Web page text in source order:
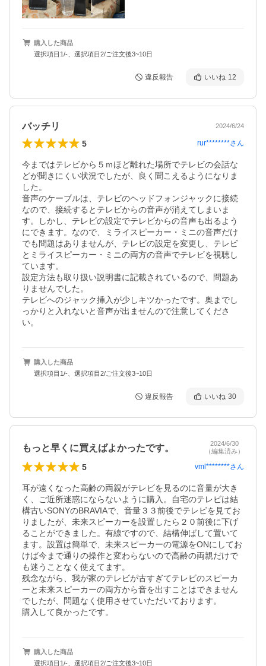
購入した商品
選択項目1/-、選択項目2/ご注文後3~10日
違反報告 いいね 12
バッチリ 2024/6/24
5 rur********さん
今まではテレビから５ｍほど離れた場所でテレビの会話な
どが聞きにくい状況でしたが、良く聞こえるようになりま
した。
音声のケーブルは、テレビのヘッドフォンジャックに接続
なので、接続するとテレビからの音声が消えてしまいま
す。しかし、テレビの設定でテレビからの音声も出るよう
にできます。なので、ミライスピーカー・ミニの音声だけ
でも問題はありませんが、テレビの設定を変更し、テレビ
とミライスピーカー・ミニの両方の音声でテレビを視聴し
ています。
設定方法も取り扱い説明書に記載されているので、問題あ
りませんでした。
テレビへのジャック挿入が少しキツかったです。奥までし
っかりと入れないと音声が出ませんので注意してくださ
い。
購入した商品
選択項目1/-、選択項目2/ご注文後3~10日
違反報告 いいね 30
もっと早くに買えばよかったです。
2024/6/30
（編集済み）
5 vml********さん
耳が遠くなった高齢の両親がテレビを見るのに音量が大き
く、ご近所迷惑にならないように購入。自宅のテレビは結
構古いSONYのBRAVIAで、音量３３前後でテレビを見てお
りましたが、未来スピーカーを設置したら２０前後に下げ
ることができました。有線ですので、結構伸ばして置いて
ます。設置は簡単で、未来スピーカーの電源をONにしてお
けば今まで通りの操作と変わらないので高齢の両親だけで
も迷うことなく使えてます。
残念ながら、我が家のテレビが古すぎてテレビのスピーカ
ーと未来スピーカーの両方から音を出すことはできません
でしたが、問題なく使用させていただいております。
購入して良かったです。
購入した商品
選択項目1/-、選択項目2/ご注文後3~10日